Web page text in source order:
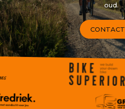
oud.
CONTACT